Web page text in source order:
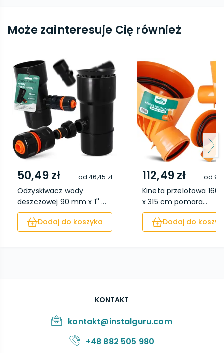
Może zainteresuje Cię również
50,49 zł od 46,45 zł
Odzyskiwacz wody
deszczowej 90 mm x 1'' ...
Dodaj do koszyka
112,49 zł od
Kineta przelotowa 160
x 315 cm pomara...
Dodaj do
KONTAKT
kontakt@instalguru.com
+48 882 505 980